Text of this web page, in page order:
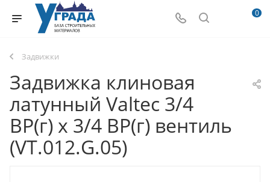
0
Задвижки
Задвижка клиновая
латунный Valtec 3/4
ВР(г) х 3/4 ВР(г) вентиль
(VT.012.G.05)